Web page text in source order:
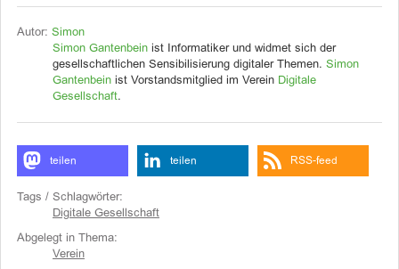
Autor: Simon
Simon Gantenbein ist Informatiker und widmet sich der
gesellschaftlichen Sensibilisierung digitaler Themen. Simon
Gantenbein ist Vorstandsmitglied im Verein Digitale
Gesellschaft.
teilen teilen RSS-feed
Tags / Schlagwörter:
Digitale Gesellschaft
Abgelegt in Thema:
Verein